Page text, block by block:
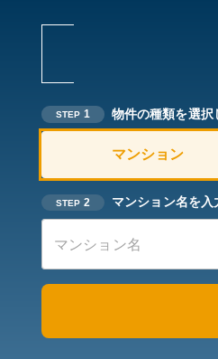
STEP 1 物件の種類を選択
マンション
STEP 2 マンション名を